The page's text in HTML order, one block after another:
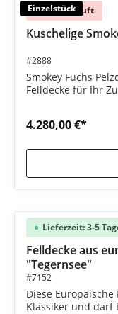
Einzelstück
Ausverkauft
Kuschelige
#2888
Smokey Fuchs
Felldecke für Ihr
4.280,00 €*
Lieferzeit: 3-5
Felldecke aus
"Tegernsee"
#7152
Diese
Klassiker und darf